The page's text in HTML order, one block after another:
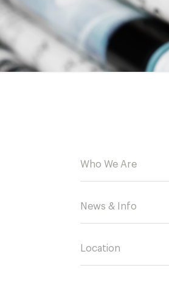
Who We Are
News & Info
Location